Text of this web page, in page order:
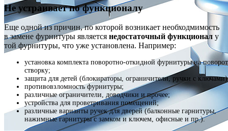
Не устраивает по функционалу
Еще одной из причин, по которой возникает необходмимость
в замене фурнитуры является недостаточный функционал у
той фурнитуры, что уже установлена. Например:
установка комплекта поворотно-откидной фурнитуры на
створку;
защита для детей (блокираторы, ограничители, ручки с
противовзломность фурнитуры;
различные ограничители, доводчики и прочее;
устройства для проветривания помещений;
различные варианты ручек для дверей (балконные гарнитуры,
нажимные гарнитуры с замком и ключем, офисные и пр.).